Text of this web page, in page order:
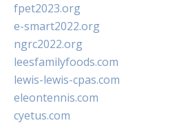
fpet2023.org
e-smart2022.org
ngrc2022.org
leesfamilyfoods.com
lewis-lewis-cpas.com
eleontennis.com
cyetus.com